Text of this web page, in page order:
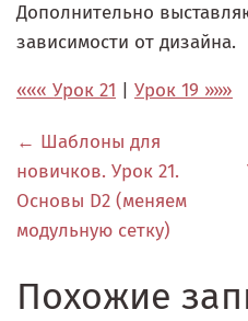
Дополнительно
зависимости от дизайна.
««« Урок 21 Урок 19 »»»
← Шаблоны для
новичков. Урок 21.
Основы D2 (меняем
модульную сетку)
Похожие